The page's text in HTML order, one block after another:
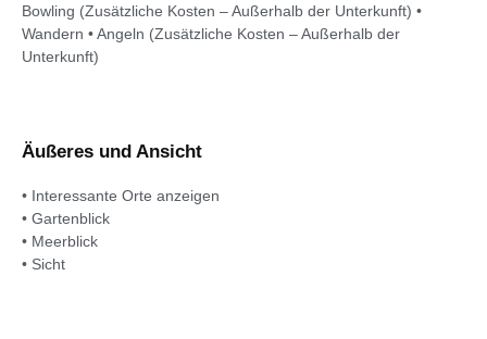
Bowling (Zusätzliche Kosten – Außerhalb der Unterkunft) •
Wandern • Angeln (Zusätzliche Kosten – Außerhalb der
Unterkunft)
Äußeres und Ansicht
• Interessante Orte anzeigen
• Gartenblick
• Meerblick
• Sicht